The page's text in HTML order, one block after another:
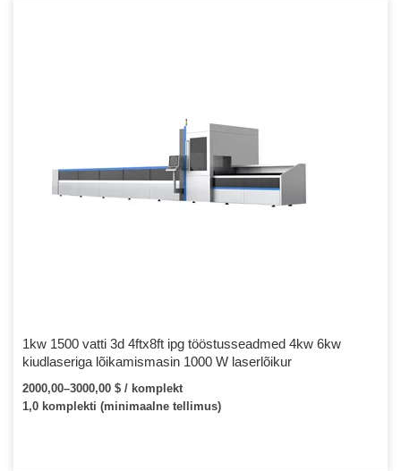
1kw 1500 vatti 3d 4ftx8ft ipg tööstusseadmed 4kw 6kw
kiudlaseriga lõikamismasin 1000 W laserlõikur
2000,00–3000,00 $ / komplekt
1,0 komplekti (minimaalne tellimus)